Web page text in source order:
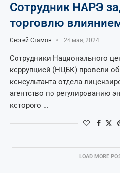
Сотрудник НАРЭ
торговлю
Сергей Стамов 24 мая, 2024
Сотрудники Национального
коррупцией (НЦБК) провели
консультанта отдела
агентство по регулированию
которого …
LOAD MORE